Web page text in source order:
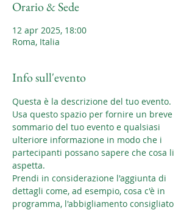
Orario & Sede
12 apr 2025, 18:00
Roma, Italia
Info sull'evento
Questa è la descrizione del tuo evento.
Usa questo spazio per fornire un breve
sommario del tuo evento e qualsiasi
ulteriore informazione in modo che i
partecipanti possano sapere che cosa li
aspetta.
Prendi in considerazione l'aggiunta di
dettagli come, ad esempio, cosa c'è in
programma, l'abbigliamento consigliato